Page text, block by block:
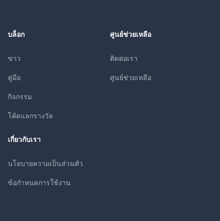
บล็อก
ข่าว
คู่มือ
กิจกรรม
โค้ดแลกรางวัล
ศูนย์ช่วยเหลือ
ติดต่อเรา
ศูนย์ช่วยเหลือ
เกี่ยวกับเรา
นโยบายความเป็นส่วนตัว
ข้อกำหนดการใช้งาน